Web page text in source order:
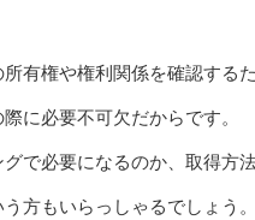
有権や権利関係を確認する
に必要不可欠だからです。
で必要になるのか、取得方法
方もいらっしゃるでしょう。